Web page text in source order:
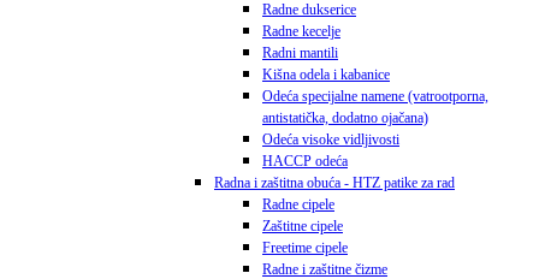
Radne dukserice
Radne kecelje
Radni mantili
Kišna odela i kabanice
Odeća specijalne namene (vatrootporna,
antistatička, dodatno ojačana)
Odeća visoke vidljivosti
HACCP odeća
Radna i zaštitna obuća - HTZ patike za rad
Radne cipele
Zaštitne cipele
Freetime cipele
Radne i zaštitne čizme